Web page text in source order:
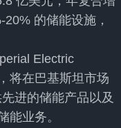
的储能设施，
Electric
将在巴基斯坦市场
进的储能产品以及
能业务。